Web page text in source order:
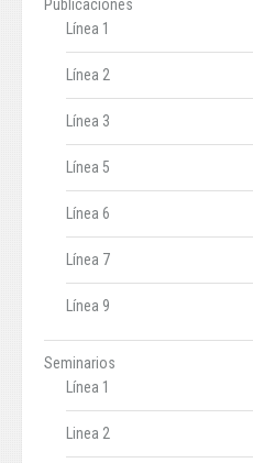
Publicaciones
Línea 1
Línea 2
Línea 3
Línea 5
Línea 6
Línea 7
Línea 9
Seminarios
Línea 1
Linea 2